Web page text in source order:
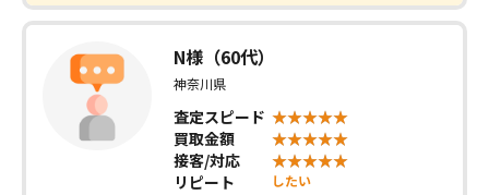
N様（60代）
神奈川県
査定スピード
買取金額
接客/対応
リピート
したい